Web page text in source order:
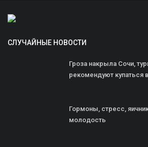
СЛУЧАЙНЫЕ НОВОСТИ
Гроза накрыла Сочи,
рекомендуют купаться
Гормоны, стресс,
молодость